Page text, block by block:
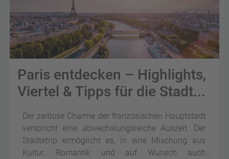
Paris entdecken – Highlights,
Viertel & Tipps für die Stadt...
Der zeitlose Charme der französischen Hauptstadt
verspricht eine abwechslungsreiche Auszeit. Der
Städtetrip ermöglicht es, in eine Mischung aus
Kultur, Romantik und auf Wunsch auch